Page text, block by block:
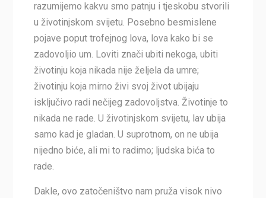
razumijemo kakvu smo patnju i tjeskobu stvorili
u životinjskom svijetu. Posebno besmislene
pojave poput trofejnog lova, lova kako bi se
zadovoljio um. Loviti znači ubiti nekoga, ubiti
životinju koja nikada nije željela da umre;
životinju koja mirno živi svoj život ubijaju
isključivo radi nečijeg zadovoljstva. Životinje to
nikada ne rade. U životinjskom svijetu, lav ubija
samo kad je gladan. U suprotnom, on ne ubija
nijedno biće, ali mi to radimo; ljudska bića to
rade.
Dakle, ovo zatočeništvo nam pruža visok nivo